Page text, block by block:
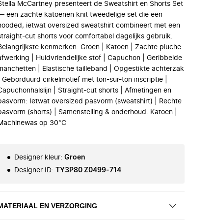
McCartney presenteert de Sweatshirt en Shorts Set
een zachte katoenen knit tweedelige set die een
ietwat oversized sweatshirt combineert met een
cut shorts voor comfortabel dagelijks gebruik.
kenmerken: Groen | Katoen | Zachte pluche
| Huidvriendelijke stof | Capuchon | Geribbelde
| Elastische tailleband | Opgestikte achterzak
| Geborduurd cirkelmotief met ton-sur-ton inscriptie |
| Straight-cut shorts | Afmetingen en
Ietwat oversized pasvorm (sweatshirt) | Rechte
(shorts) | Samenstelling & onderhoud: Katoen |
op 30°C
Designer kleur: Groen
Designer ID: TY3P80 Z0499-714
EN VERZORGING